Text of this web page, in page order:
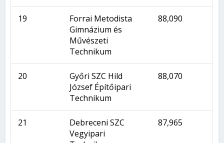
19
Forrai Metodista
Gimnázium és
Művészeti
Technikum
88,090
20
Győri SZC Hild
József Építőipari
Technikum
88,070
21
Debreceni SZC
Vegyipari
87,965